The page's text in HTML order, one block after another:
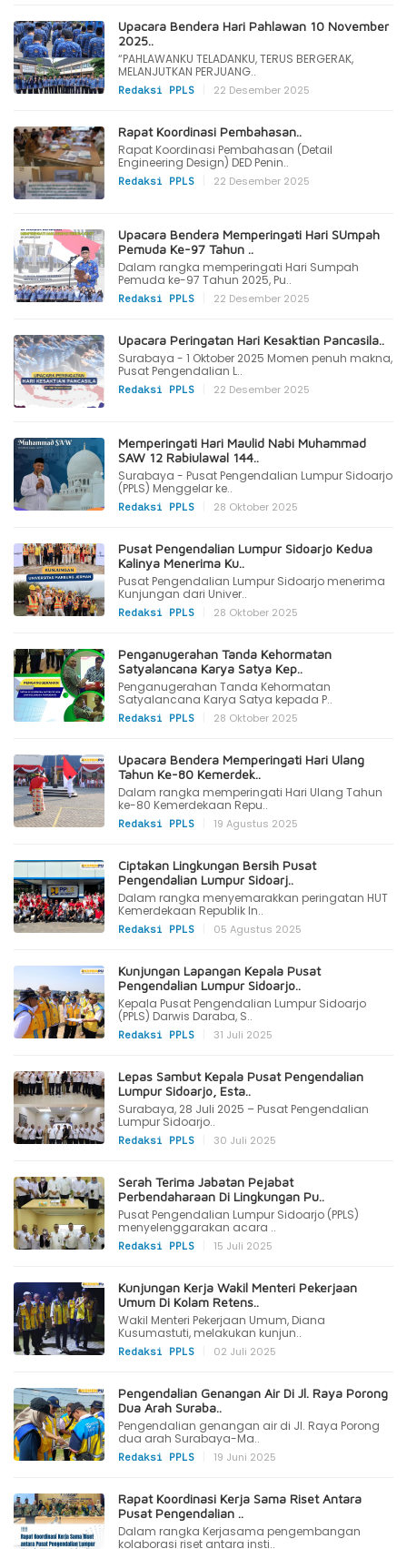
Upacara Bendera Hari Pahlawan 10 November
2025..
“PAHLAWANKU TELADANKU, TERUS BERGERAK,
MELANJUTKAN PERJUANG..
Redaksi PPLS 22 Desember 2025
Rapat Koordinasi Pembahasan..
Rapat Koordinasi Pembahasan (Detail
Engineering Design) DED Penin..
Redaksi PPLS 22 Desember 2025
Upacara Bendera Memperingati Hari SUmpah
Pemuda Ke-97 Tahun ..
Dalam rangka memperingati Hari Sumpah
Pemuda ke-97 Tahun 2025, Pu..
Redaksi PPLS 22 Desember 2025
Upacara Peringatan Hari Kesaktian Pancasila..
Surabaya - 1 Oktober 2025 Momen penuh makna,
Pusat Pengendalian L..
Redaksi PPLS 22 Desember 2025
Memperingati Hari Maulid Nabi Muhammad
SAW 12 Rabiulawal 144..
Surabaya - Pusat Pengendalian Lumpur Sidoarjo
(PPLS) Menggelar ke..
Redaksi PPLS 28 Oktober 2025
Pusat Pengendalian Lumpur Sidoarjo Kedua
Kalinya Menerima Ku..
Pusat Pengendalian Lumpur Sidoarjo menerima
Kunjungan dari Univer..
Redaksi PPLS 28 Oktober 2025
Penganugerahan Tanda Kehormatan
Satyalancana Karya Satya Kep..
Penganugerahan Tanda Kehormatan
Satyalancana Karya Satya kepada P..
Redaksi PPLS 28 Oktober 2025
Upacara Bendera Memperingati Hari Ulang
Tahun Ke-80 Kemerdek..
Dalam rangka memperingati Hari Ulang Tahun
ke-80 Kemerdekaan Repu..
Redaksi PPLS 19 Agustus 2025
Ciptakan Lingkungan Bersih Pusat
Pengendalian Lumpur Sidoarj..
Dalam rangka menyemarakkan peringatan HUT
Kemerdekaan Republik In..
Redaksi PPLS 05 Agustus 2025
Kunjungan Lapangan Kepala Pusat
Pengendalian Lumpur Sidoarjo..
Kepala Pusat Pengendalian Lumpur Sidoarjo
(PPLS) Darwis Daraba, S..
Redaksi PPLS 31 Juli 2025
Lepas Sambut Kepala Pusat Pengendalian
Lumpur Sidoarjo, Esta..
Surabaya, 28 Juli 2025 – Pusat Pengendalian
Lumpur Sidoarjo..
Redaksi PPLS 30 Juli 2025
Serah Terima Jabatan Pejabat
Perbendaharaan Di Lingkungan Pu..
Pusat Pengendalian Lumpur Sidoarjo (PPLS)
menyelenggarakan acara ..
Redaksi PPLS 15 Juli 2025
Kunjungan Kerja Wakil Menteri Pekerjaan
Umum Di Kolam Retens..
Wakil Menteri Pekerjaan Umum, Diana
Kusumastuti, melakukan kunjun..
Redaksi PPLS 02 Juli 2025
Pengendalian Genangan Air Di Jl. Raya Porong
Dua Arah Suraba..
Pengendalian genangan air di Jl. Raya Porong
dua arah Surabaya-Ma..
Redaksi PPLS 19 Juni 2025
Rapat Koordinasi Kerja Sama Riset Antara
Pusat Pengendalian ..
Dalam rangka Kerjasama pengembangan
kolaborasi riset antara insti..